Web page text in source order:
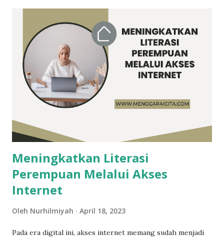
rencana pergi bersama ke suatu tempat. Sebagai seorang
manusia, pantaskah membeda-bedakan orang berdasarkan
subjektivitas? Misalnya, karena mudah diajak nongki ke sana
ke sini, pergi konferensi internasional bareng ke luar
negeri, makan siang bersama di ruang milik semua namun
hanya mengajak bicara teman satu circle-nya. Hal ini sangat
circle pertemanan / Sumber: Kibrispdr Sikap dan Pe...
Meningkatkan Literasi
Perempuan Melalui Akses
Internet
Oleh Nurhilmiyah April 18, 2023
Pada era digital ini, akses internet memang sudah menjadi